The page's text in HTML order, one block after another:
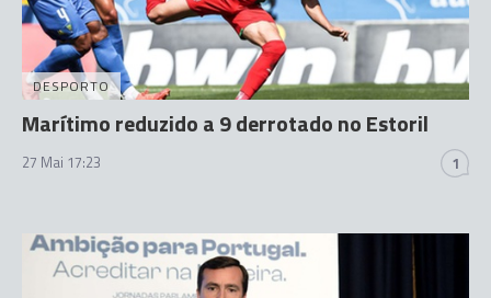
DESPORTO
Marítimo reduzido a 9 derrotado no Estoril
27 Mai 17:23 1